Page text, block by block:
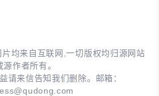
均来自互联网,一切版权均归源网站
源作者所有。
请来信告知我们删除。邮箱：